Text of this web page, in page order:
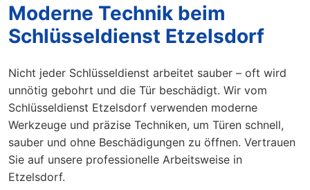
Moderne Technik beim
Schlüsseldienst Etzelsdorf
Nicht jeder Schlüsseldienst arbeitet sauber – oft wird
unnötig gebohrt und die Tür beschädigt. Wir vom
Schlüsseldienst Etzelsdorf verwenden moderne
Werkzeuge und präzise Techniken, um Türen schnell,
sauber und ohne Beschädigungen zu öffnen. Vertrauen
Sie auf unsere professionelle Arbeitsweise in
Etzelsdorf.